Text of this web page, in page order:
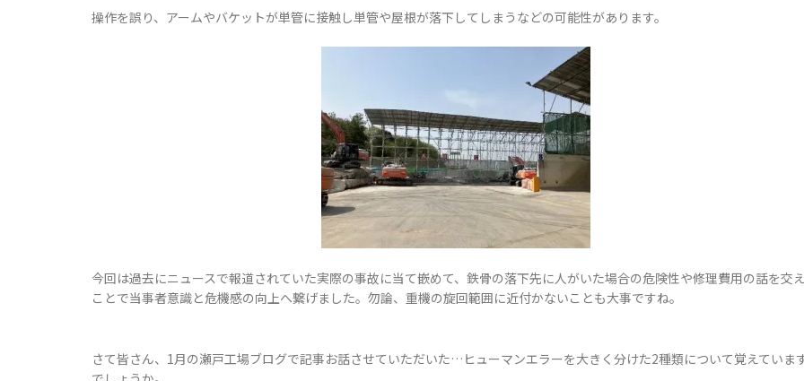
操作を誤り、アームやバケットが単管に接触し単管や屋根が落下してしまうなどの可能性があります。
今回は過去にニュースで報道されていた実際の事故に当て嵌めて、鉄骨の落下先に人がいた場合の危険性や修理費用の話を交
ことで当事者意識と危機感の向上へ繋げました。勿論、重機の旋回範囲に近付かないことも大事ですね。
さて皆さん、1月の瀬戸工場ブログで記事お話させていただいた…ヒューマンエラーを大きく分けた2種類について覚えていま